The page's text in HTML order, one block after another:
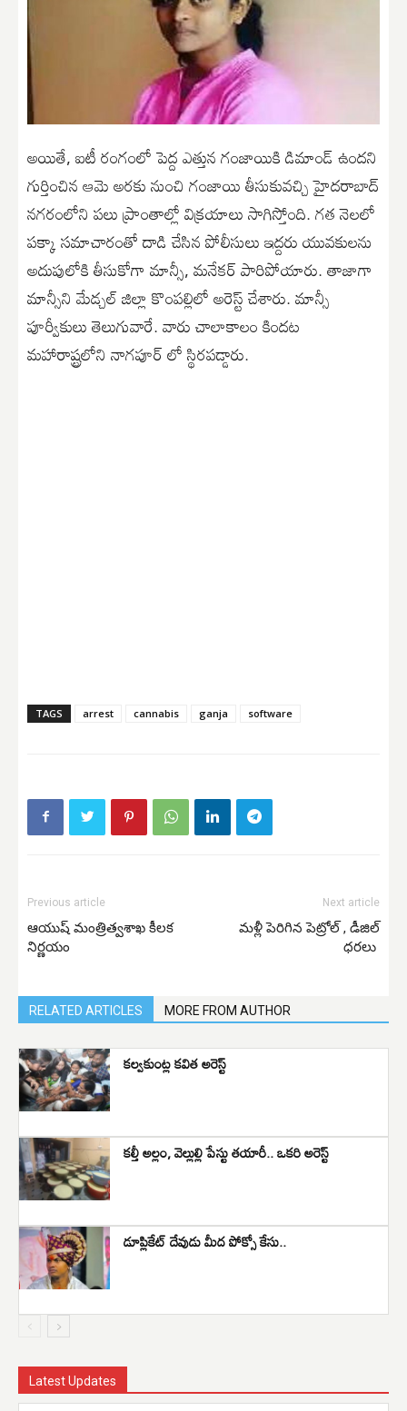
అయితే, ఐటీ రంగంలో పెద్ద ఎత్తున గంజాయికి డిమాండ్ ఉందని
గుర్తించిన ఆమె అరకు నుంచి గంజాయి తీసుకువచ్చి హైదరాబాద్
నగరంలోని పలు ప్రాంతాల్లో విక్రయాలు సాగిస్తోంది. గత నెలలో
పక్కా సమాచారంతో దాడి చేసిన పోలీసులు ఇద్దరు యువకులను
అదుపులోకి తీసుకోగా మాన్సీ, మనేకర్ పారిపోయారు. తాజాగా
మాన్సీని మేడ్చల్ జిల్లా కొంపల్లిలో అరెస్ట్ చేశారు. మాన్సీ
పూర్వీకులు తెలుగువారే. వారు చాలాకాలం కిందట
మహారాష్ట్రలోని నాగపూర్ లో స్థిరపడ్డారు.
TAGS arrest cannabis ganja software
Previous article
ఆయుష్ మంత్రిత్వశాఖ కీలక
నిర్ణయం
Next article
మళ్లీ పెరిగిన పెట్రోల్ , డీజిల్
ధరలు
RELATED ARTICLES MORE FROM AUTHOR
కల్వకుంట్ల కవిత అరెస్ట్
కల్తీ అల్లం, వెల్లుల్లి పేస్టు తయారీ.. ఒకరి అరెస్ట్
డూప్లికేట్ దేవుడు మీద పోక్సో కేసు..
Latest Updates